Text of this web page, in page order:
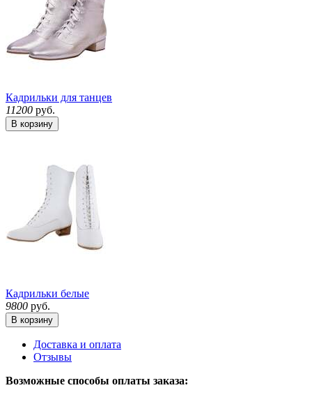
Кадрильки для танцев
11200 руб.
В корзину
Кадрильки белые
9800 руб.
В корзину
Доставка и оплата
Отзывы
Возможные способы оплаты заказа: